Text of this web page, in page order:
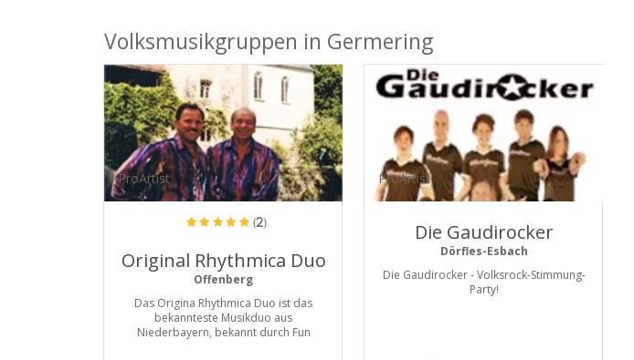
Volksmusikgruppen in Germering
ProArtist
(2)
Original Rhythmica Duo
Offenberg
Das Origina Rhythmica Duo ist das
bekannteste Musikduo aus
Niederbayern, bekannt durch Fun
ProArtist
Die Gaudirocker
Dörfles-Esbach
Die Gaudirocker - Volksrock-Stimmung-
Party!